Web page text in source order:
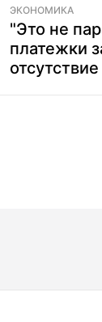
ЭКОНОМИКА
"Это не
платежки